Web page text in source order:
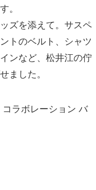
。
ズを添えて。サスペ
トのベルト、シャツ
ンなど、松井江の佇
ました。
ラボレーション バ